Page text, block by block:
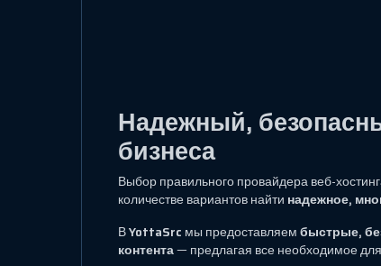
Надежный,
бизнеса
Выбор правильного провайдера веб-
количестве вариантов найти надежное,
ВYottaSrc мы предоставляембыстрые,
контента— предлагая все необходимое